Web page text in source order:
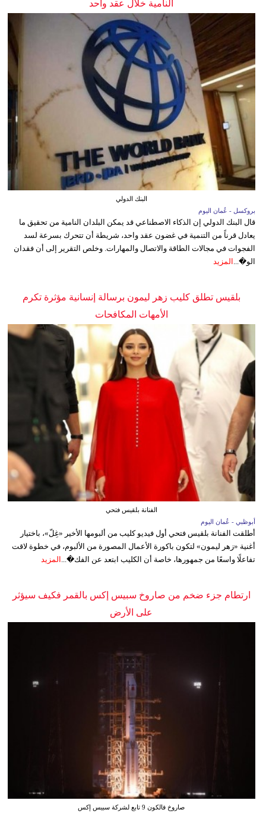
النامية خلال عقد واحد
البنك الدولي
بروكسل - عُمان اليوم
قال البنك الدولي إن الذكاء الاصطناعي قد يمكن البلدان النامية من تحقيق ما
يعادل قرناً من التنمية في غضون عقد واحد، شريطة أن تتحرك بسرعة لسد
الفجوات في مجالات الطاقة والاتصال والمهارات. وخلص التقرير إلى أن فقدان
الو�...
المزيد
بلقيس تطلق كليب زهر ليمون برسالة إنسانية مؤثرة تكرم
الأمهات المكافحات
الفنانة بلقيس فتحي
أبوظبي - عُمان اليوم
أطلقت الفنانة بلقيس فتحي أول فيديو كليب من ألبومها الأخير «غِلّ»، باختيار
أغنية «زهر ليمون» لتكون باكورة الأعمال المصورة من الألبوم، في خطوة لاقت
تفاعلًا واسعًا من جمهورها، خاصة أن الكليب ابتعد عن الفك�... المزيد
ارتطام جزء ضخم من صاروخ سبيس إكس بالقمر فكيف سيؤثر
على الأرض
صاروخ فالكون 9 تابع لشركة سبيس إكس